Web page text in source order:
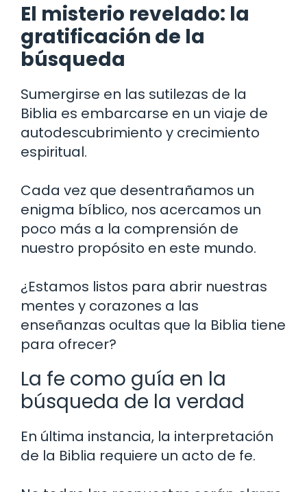
El misterio revelado: la
gratificación de la
búsqueda
Sumergirse en las sutilezas de la
Biblia es embarcarse en un viaje de
autodescubrimiento y crecimiento
espiritual.
Cada vez que desentrañamos un
enigma bíblico, nos acercamos un
poco más a la comprensión de
nuestro propósito en este mundo.
¿Estamos listos para abrir nuestras
mentes y corazones a las
enseñanzas ocultas que la Biblia tiene
para ofrecer?
La fe como guía en la
búsqueda de la verdad
En última instancia, la interpretación
de la Biblia requiere un acto de fe.